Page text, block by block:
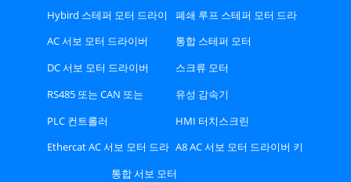
Hybird 스테퍼 모터 드라이
버
폐쇄 루프 스테퍼 모터 드라
이버
AC 서보 모터 드라이버
통합 스테퍼 모터
DC 서보 모터 드라이버
스크류 모터
RS485 또는 CAN 또는
Ethercat 버스 유형 스테퍼
드라이버
유성 감속기
PLC 컨트롤러
HMI 터치스크린
Ethercat AC 서보 모터 드라 A8 AC 서보 모터 드라이버 키
통합 서보 모터